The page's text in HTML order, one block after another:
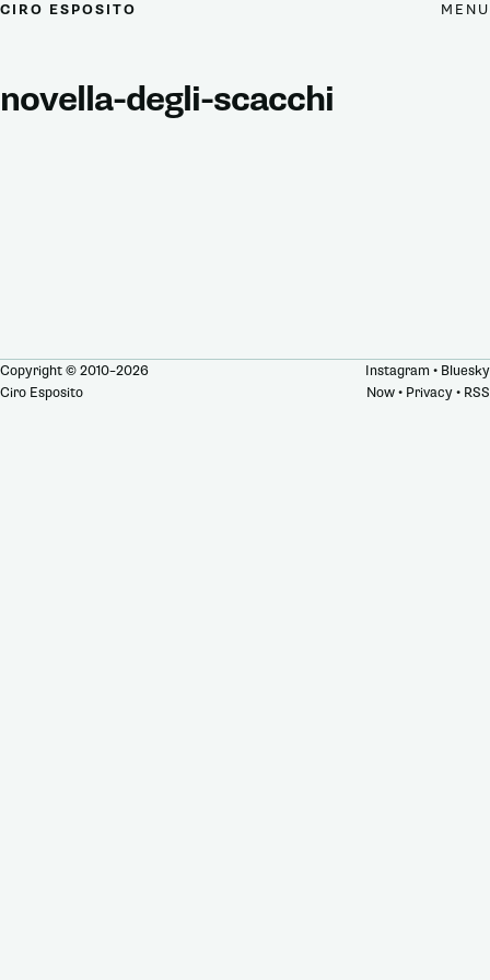
CIRO ESPOSITO MENU
novella-degli-scacchi
Copyright © 2010–2026
Ciro Esposito
Instagram • Bluesky
Now• Privacy• RSS